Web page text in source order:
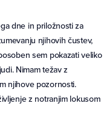
dne in priložnosti za
njihovih čustev,
sem pokazati veliko
Nimam težav z
njihove pozornosti.
z notranjim lokusom